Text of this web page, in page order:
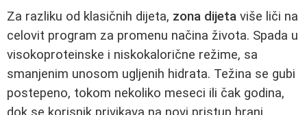
Za razliku od klasičnih dijeta, zona dijeta više liči na
celovit program za promenu načina života. Spada u
visokoproteinske i niskokalorične režime, sa
smanjenim unosom ugljenih hidrata. Težina se gubi
postepeno, tokom nekoliko meseci ili čak godina,